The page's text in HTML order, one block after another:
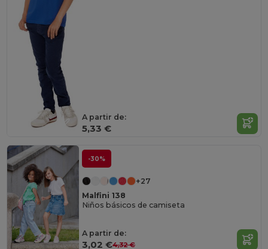
A partir de:
5,33 €
-30%
+27
Malfini 138
Niños básicos de camiseta
A partir de:
3,02 €4,32 €